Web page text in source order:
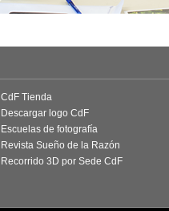
CdF Tienda
Descargar logo CdF
Escuelas de fotografía
Revista Sueño de la Razón
Recorrido 3D por Sede CdF